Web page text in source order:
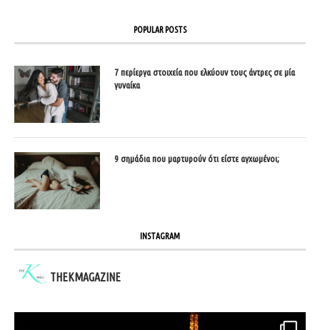
POPULAR POSTS
7 περίεργα στοιχεία που ελκύουν τους άντρες σε μία
γυναίκα
9 σημάδια που μαρτυρούν ότι είστε αγχωμένοι;
INSTAGRAM
THEKMAGAZINE